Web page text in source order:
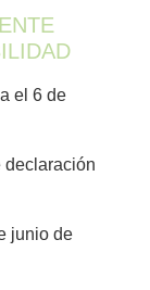
el 6 de
declaración
junio de